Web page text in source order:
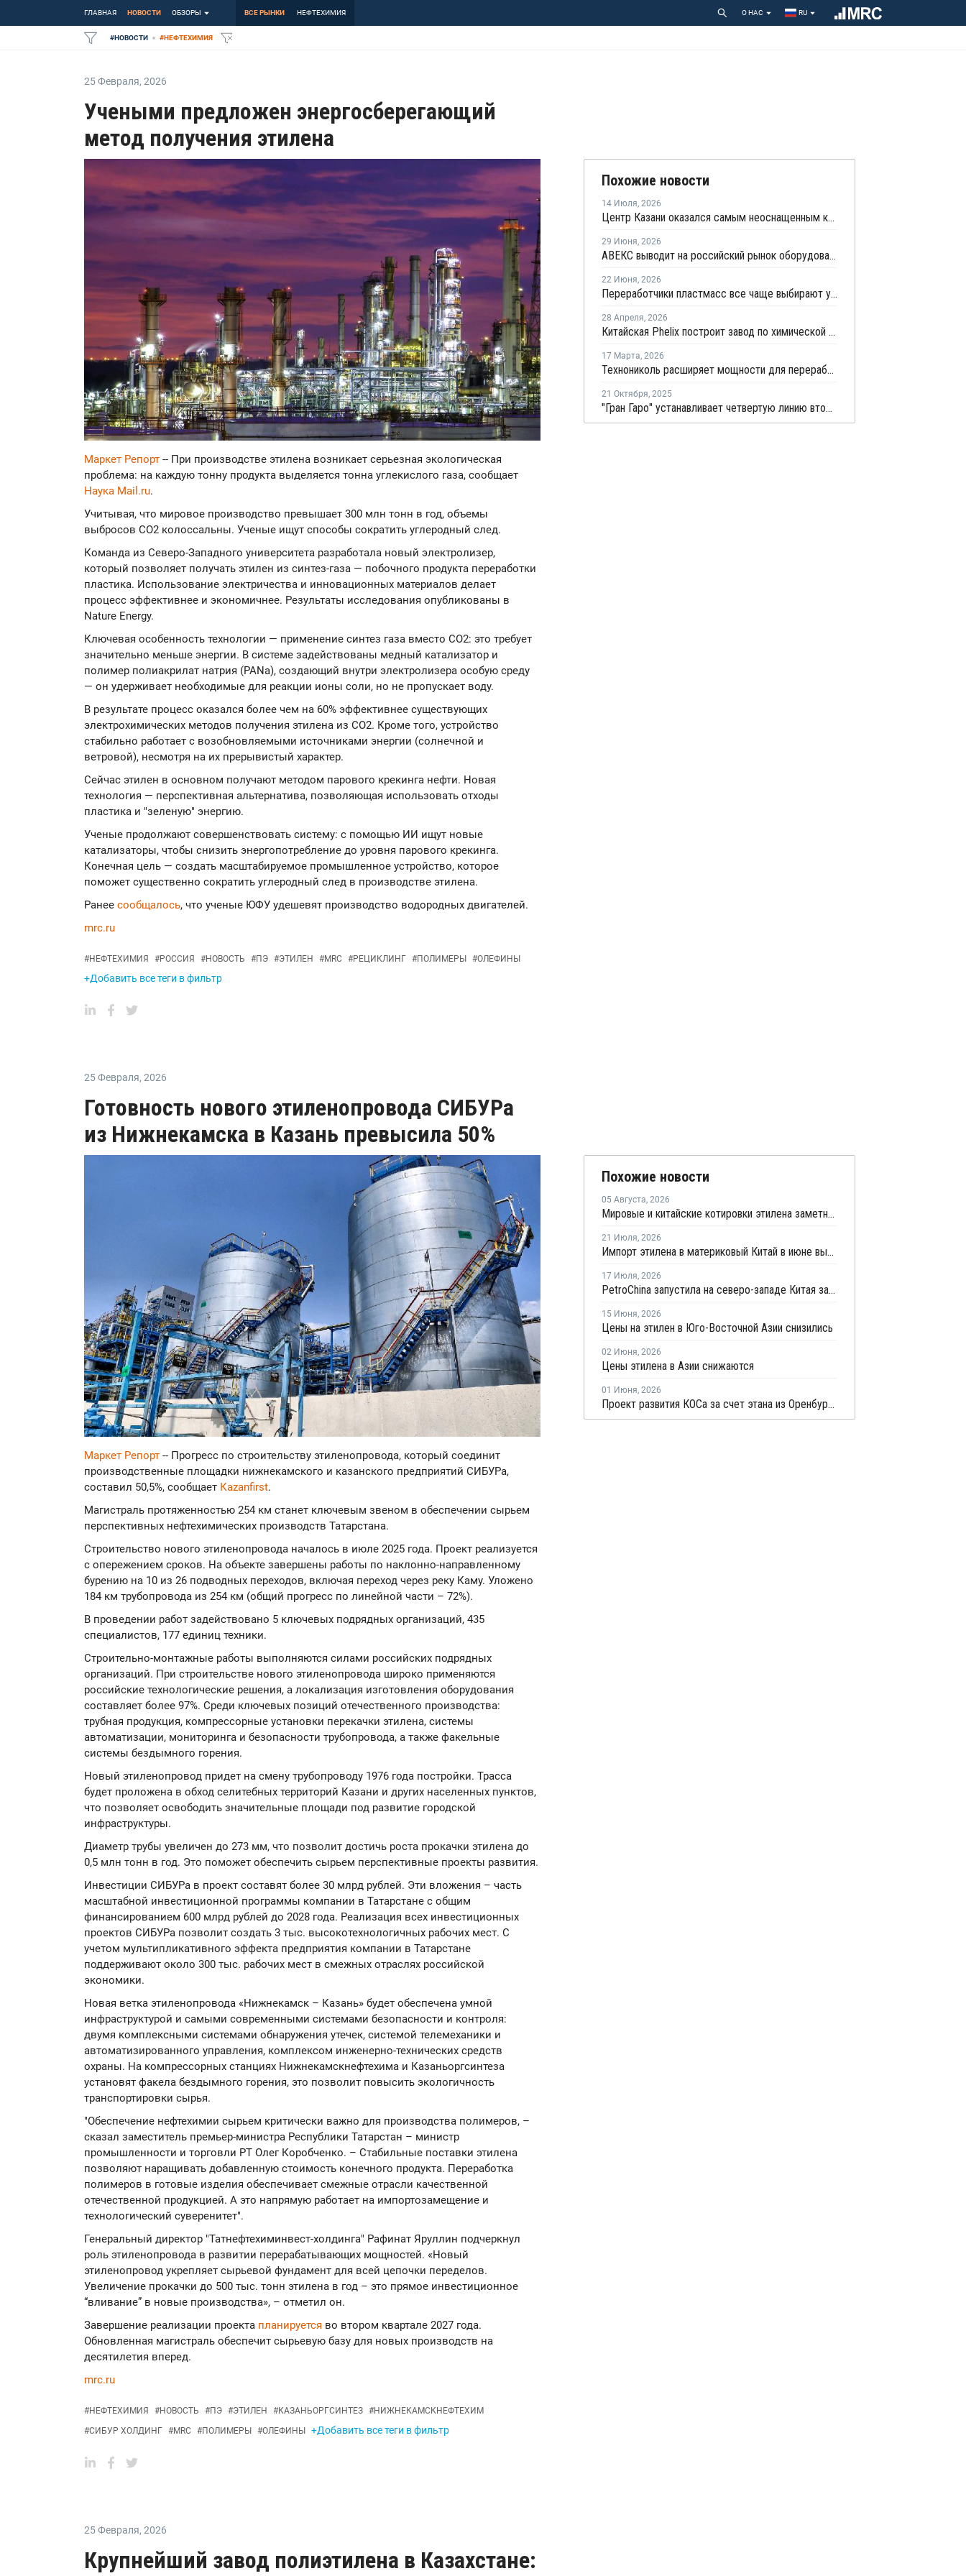
ГЛАВНАЯ НОВОСТИ ОБЗОРЫ ВСЕ РЫНКИ НЕФТЕХИМИЯ О НАС RU
#НОВОСТИ #НЕФТЕХИМИЯ
25 Февраля, 2026
Учеными предложен энергосберегающий
метод получения этилена
Маркет Репорт -- При производстве этилена возникает серьезная экологическая
проблема: на каждую тонну продукта выделяется тонна углекислого газа, сообщает
Наука Mail.ru.
Учитывая, что мировое производство превышает 300 млн тонн в год, объемы
выбросов CO2 колоссальны. Ученые ищут способы сократить углеродный след.
Команда из Северо-Западного университета разработала новый электролизер,
который позволяет получать этилен из синтез-газа — побочного продукта переработки
пластика. Использование электричества и инновационных материалов делает
процесс эффективнее и экономичнее. Результаты исследования опубликованы в
Nature Energy.
Ключевая особенность технологии — применение синтез газа вместо CO2: это требует
значительно меньше энергии. В системе задействованы медный катализатор и
полимер полиакрилат натрия (PANa), создающий внутри электролизера особую среду
— он удерживает необходимые для реакции ионы соли, но не пропускает воду.
В результате процесс оказался более чем на 60% эффективнее существующих
электрохимических методов получения этилена из CO2. Кроме того, устройство
стабильно работает с возобновляемыми источниками энергии (солнечной и
ветровой), несмотря на их прерывистый характер.
Сейчас этилен в основном получают методом парового крекинга нефти. Новая
технология — перспективная альтернатива, позволяющая использовать отходы
пластика и "зеленую" энергию.
Ученые продолжают совершенствовать систему: с помощью ИИ ищут новые
катализаторы, чтобы снизить энергопотребление до уровня парового крекинга.
Конечная цель — создать масштабируемое промышленное устройство, которое
поможет существенно сократить углеродный след в производстве этилена.
Ранее сообщалось, что ученые ЮФУ удешевят производство водородных двигателей.
mrc.ru
#НЕФТЕХИМИЯ #РОССИЯ #НОВОСТЬ #ПЭ #ЭТИЛЕН #MRC #РЕЦИКЛИНГ #ПОЛИМЕРЫ #ОЛЕФИНЫ
+Добавить все теги в фильтр
Похожие новости
14 Июля, 2026
Центр Казани оказался самым неоснащенным контейнерами раздельного сбора отходов
29 Июня, 2026
АВЕКС выводит на российский рынок оборудование для рециклинга Avian Machinery
22 Июня, 2026
Переработчики пластмасс все чаще выбирают управляемую вторичную гранулу
28 Апреля, 2026
Китайская Phelix построит завод по химической переработке пластика
17 Марта, 2026
Технониколь расширяет мощности для переработки вторичных пластмасс
21 Октября, 2025
"Гран Гаро" устанавливает четвертую линию вторичной переработки в Малоярославце
25 Февраля, 2026
Готовность нового этиленопровода СИБУРа
из Нижнекамска в Казань превысила 50%
Маркет Репорт -- Прогресс по строительству этиленопровода, который соединит
производственные площадки нижнекамского и казанского предприятий СИБУРа,
составил 50,5%, сообщает Кazanfirst.
Магистраль протяженностью 254 км станет ключевым звеном в обеспечении сырьем
перспективных нефтехимических производств Татарстана.
Строительство нового этиленопровода началось в июле 2025 года. Проект реализуется
с опережением сроков. На объекте завершены работы по наклонно-направленному
бурению на 10 из 26 подводных переходов, включая переход через реку Каму. Уложено
184 км трубопровода из 254 км (общий прогресс по линейной части – 72%).
В проведении работ задействовано 5 ключевых подрядных организаций, 435
специалистов, 177 единиц техники.
Строительно-монтажные работы выполняются силами российских подрядных
организаций. При строительстве нового этиленопровода широко применяются
российские технологические решения, а локализация изготовления оборудования
составляет более 97%. Среди ключевых позиций отечественного производства:
трубная продукция, компрессорные установки перекачки этилена, системы
автоматизации, мониторинга и безопасности трубопровода, а также факельные
системы бездымного горения.
Новый этиленопровод придет на смену трубопроводу 1976 года постройки. Трасса
будет проложена в обход селитебных территорий Казани и других населенных пунктов,
что позволяет освободить значительные площади под развитие городской
инфраструктуры.
Диаметр трубы увеличен до 273 мм, что позволит достичь роста прокачки этилена до
0,5 млн тонн в год. Это поможет обеспечить сырьем перспективные проекты развития.
Инвестиции СИБУРа в проект составят более 30 млрд рублей. Эти вложения – часть
масштабной инвестиционной программы компании в Татарстане с общим
финансированием 600 млрд рублей до 2028 года. Реализация всех инвестиционных
проектов СИБУРа позволит создать 3 тыс. высокотехнологичных рабочих мест. С
учетом мультипликативного эффекта предприятия компании в Татарстане
поддерживают около 300 тыс. рабочих мест в смежных отраслях российской
экономики.
Новая ветка этиленопровода «Нижнекамск – Казань» будет обеспечена умной
инфраструктурой и самыми современными системами безопасности и контроля:
двумя комплексными системами обнаружения утечек, системой телемеханики и
автоматизированного управления, комплексом инженерно-технических средств
охраны. На компрессорных станциях Нижнекамскнефтехима и Казаньоргсинтеза
установят факела бездымного горения, это позволит повысить экологичность
транспортировки сырья.
"Обеспечение нефтехимии сырьем критически важно для производства полимеров, –
сказал заместитель премьер-министра Республики Татарстан – министр
промышленности и торговли РТ Олег Коробченко. – Стабильные поставки этилена
позволяют наращивать добавленную стоимость конечного продукта. Переработка
полимеров в готовые изделия обеспечивает смежные отрасли качественной
отечественной продукцией. А это напрямую работает на импортозамещение и
технологический суверенитет".
Генеральный директор "Татнефтехиминвест-холдинга" Рафинат Яруллин подчеркнул
роль этиленопровода в развитии перерабатывающих мощностей. «Новый
этиленопровод укрепляет сырьевой фундамент для всей цепочки переделов.
Увеличение прокачки до 500 тыс. тонн этилена в год – это прямое инвестиционное
“вливание” в новые производства», – отметил он.
Завершение реализации проекта планируется во втором квартале 2027 года.
Обновленная магистраль обеспечит сырьевую базу для новых производств на
десятилетия вперед.
mrc.ru
#НЕФТЕХИМИЯ #НОВОСТЬ #ПЭ #ЭТИЛЕН #КАЗАНЬОРГСИНТЕЗ #НИЖНЕКАМСКНЕФТЕХИМ
#СИБУР ХОЛДИНГ #MRC #ПОЛИМЕРЫ #ОЛЕФИНЫ +Добавить все теги в фильтр
Похожие новости
05 Августа, 2026
Мировые и китайские котировки этилена заметно выросли во второй половине июля
21 Июля, 2026
Импорт этилена в материковый Китай в июне вырос на 59% по сравнению с предыдущим месяцем
17 Июля, 2026
PetroChina запустила на северо-западе Китая завод этилена мощностью 1,2 млн тонн
15 Июня, 2026
Цены на этилен в Юго-Восточной Азии снизились
02 Июня, 2026
Цены этилена в Азии снижаются
01 Июня, 2026
Проект развития КОСа за счет этана из Оренбурга вернулся в активную фазу
25 Февраля, 2026
Крупнейший завод полиэтилена в Казахстане: